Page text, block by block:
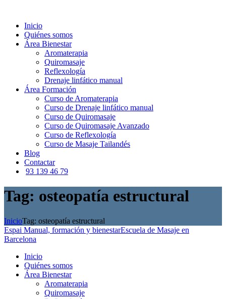
Inicio
Quiénes somos
Área Bienestar
Aromaterapia
Quiromasaje
Reflexología
Drenaje linfático manual
Área Formación
Curso de Aromaterapia
Curso de Drenaje linfático manual
Curso de Quiromasaje
Curso de Quiromasaje Avanzado
Curso de Reflexología
Curso de Masaje Tailandés
Blog
Contactar
93 139 46 79
Tag: osteopatía estructural
InicioTag: osteopatía estructural
Espai Manual, formación y bienestarEscuela de Masaje en
Barcelona
Inicio
Quiénes somos
Área Bienestar
Aromaterapia
Quiromasaje